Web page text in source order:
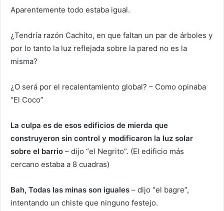
Aparentemente todo estaba igual.
¿Tendría razón Cachito, en que faltan un par de árboles y
por lo tanto la luz reflejada sobre la pared no es la
misma?
¿O será por el recalentamiento global? – Como opinaba
“El Coco”
La culpa es de esos edificios de mierda que
construyeron sin control y modificaron la luz solar
sobre el barrio – dijo “el Negrito”. (El edificio más
cercano estaba a 8 cuadras)
Bah, Todas las minas son iguales – dijo “el bagre”,
intentando un chiste que ninguno festejo.